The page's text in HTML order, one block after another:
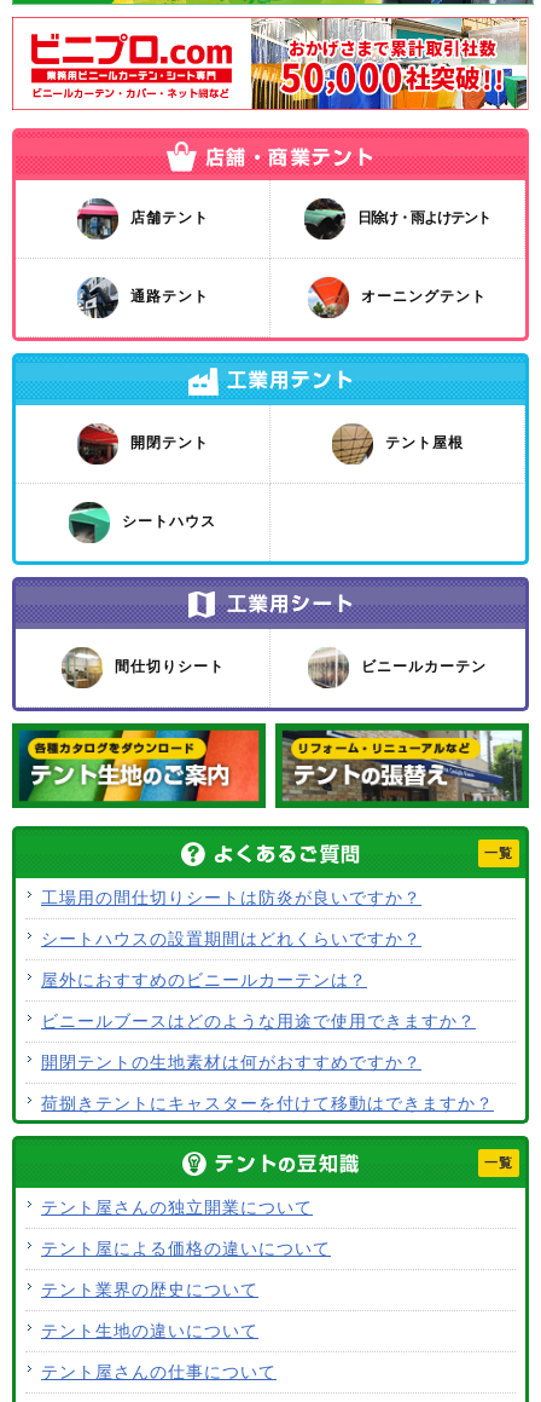
店舗テント 日除け・雨よけテント
通路テント オーニングテント
開閉テント テント屋根
シートハウス
間仕切りシート ビニールカーテン
一覧
工場用の間仕切りシートは防炎が良いですか？
シートハウスの設置期間はどれくらいですか？
屋外におすすめのビニールカーテンは？
ビニールブースはどのような用途で使用できますか？
開閉テントの生地素材は何がおすすめですか？
荷捌きテントにキャスターを付けて移動はできますか？
使用するテント生地の違いは？
ALCなどにオーニングは設置できますか？
テント生地はクリーニングできますか？
一覧
テント屋さんの独立開業について
テント屋による価格の違いについて
テント業界の歴史について
テント生地の違いについて
テント屋さんの仕事について